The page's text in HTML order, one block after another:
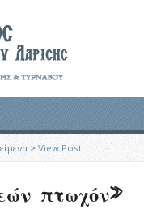
> View Post
πτωχόν»